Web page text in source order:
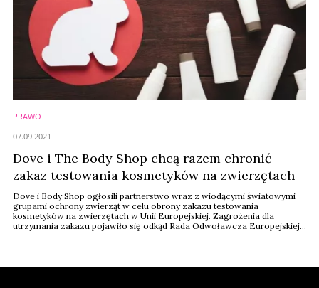
PRAWO
Dove i The Body Shop chcą razem chronić
zakaz testowania kosmetyków na zwierzętach
Dove i Body Shop ogłosili partnerstwo wraz z wiodącymi światowymi
grupami ochrony zwierząt w celu obrony zakazu testowania
kosmetyków na zwierzętach w Unii Europejskiej. Zagrożenia dla
utrzymania zakazu pojawiło się odkąd Rada Odwoławcza Europejskiej
07.09.2021